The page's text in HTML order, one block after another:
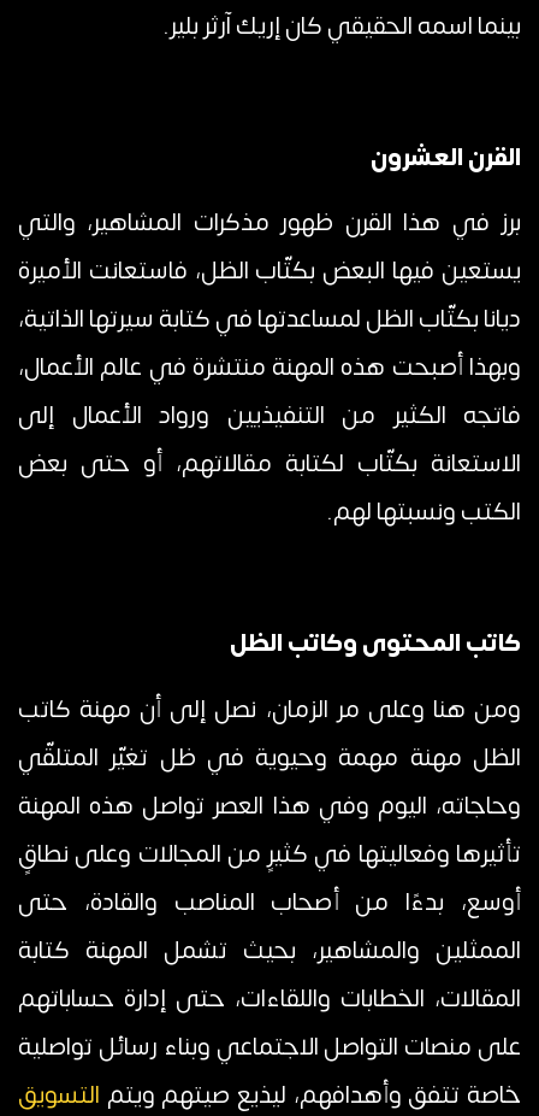
بينما اسمه الحقيقي كانإريك آرثر بلير.
القرن العشرون
برز في هذا القرن ظهور مذكرات المشاهير، والتي
يستعين فيها البعض بكتّاب الظل، فاستعانت الأميرة
ديانا بكتّاب الظل لمساعدتها في كتابة سيرتها الذاتية،
وبهذا أصبحت هذه المهنة منتشرة في عالم الأعمال،
فاتجه الكثير من التنفيذيين ورواد الأعمال إلى
الاستعانة بكتّاب لكتابة مقالاتهم، أو حتى بعض
الكتب ونسبتها لهم.
كاتب المحتوى وكاتب الظل
ومن هنا وعلى مر الزمان، نصل إلى أن مهنة كاتب
الظل مهنة مهمة وحيوية في ظل تغيّر المتلقّي
وحاجاته، اليوم وفي هذا العصر تواصل هذه المهنة
تأثيرها وفعاليتها في كثيرٍ من المجالات وعلى نطاقٍ
أوسع، بدءًا من أصحاب المناصب والقادة، حتى
الممثلين والمشاهير، بحيث تشمل المهنة كتابة
المقالات، الخطابات واللقاءات، حتى إدارة حساباتهم
على منصات التواصل الاجتماعي وبناء رسائل تواصلية
خاصة تتفق وأهدافهم، ليذيع صيتهم ويتم التسويق